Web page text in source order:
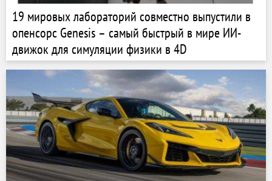
19 мировых лабораторий совместно выпустили в
опенсорс Genesis – самый быстрый в мире ИИ-
движок для симуляции физики в 4D